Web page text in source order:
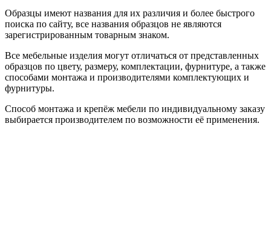
Образцы имеют названия для их различия и более быстрого
поиска по сайту, все названия образцов не являются
зарегистрированным товарным знаком.
Все мебельные изделия могут отличаться от представленных
образцов по цвету, размеру, комплектации, фурнитуре, а также
способами монтажа и производителями комплектующих и
фурнитуры.
Способ монтажа и крепёж мебели по индивидуальному заказу
выбирается производителем по возможности её применения.